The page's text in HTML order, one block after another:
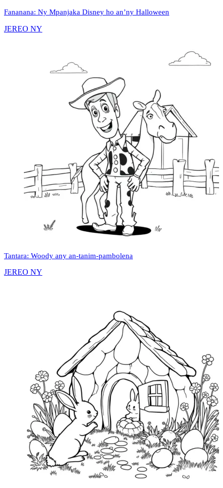
Fananana: Ny Mpanjaka Disney ho an’ny Halloween
JEREO NY
Tantara: Woody any an-tanim-pambolena
JEREO NY